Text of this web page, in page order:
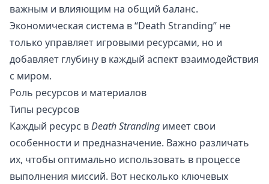
важным и влияющим на общий баланс.
Экономическая система в “Death Stranding” не
только управляет игровыми ресурсами, но и
добавляет глубину в каждый аспект взаимодействия
с миром.
Роль ресурсов и материалов
Типы ресурсов
Каждый ресурс вDeath Stranding имеет свои
особенности и предназначение. Важно различать
их, чтобы оптимально использовать в процессе
выполнения миссий. Вот несколько ключевых